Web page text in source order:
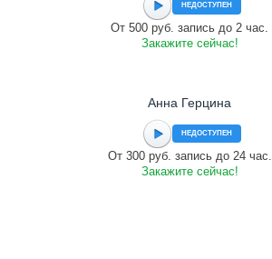
НЕДОСТУПЕН
От 500 руб. запись до 2 час.
Закажите сейчас!
Анна Герцина
НЕДОСТУПЕН
От 300 руб. запись до 24 час.
Закажите сейчас!